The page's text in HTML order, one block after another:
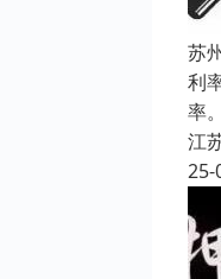
苏
利
率
江
25-